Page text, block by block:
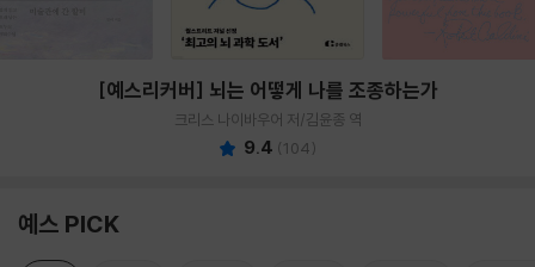
[예스리커버] 뇌는 어떻게 나를 조종하는가
크리스 나이바우어 저/김윤종 역
9.4 (104)
예스 PICK